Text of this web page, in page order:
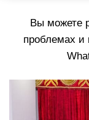
Вы можете
проблемах и